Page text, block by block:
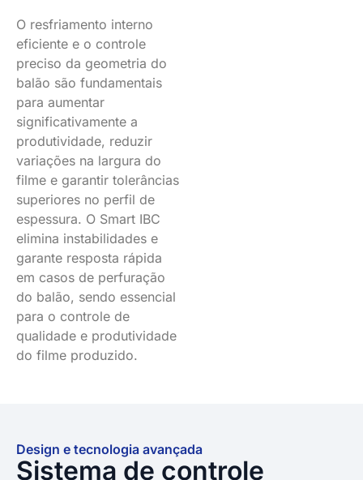
O resfriamento interno
eficiente e o controle
preciso da geometria do
balão são fundamentais
para aumentar
significativamente a
produtividade, reduzir
variações na largura do
filme e garantir tolerâncias
superiores no perfil de
espessura. O Smart IBC
elimina instabilidades e
garante resposta rápida
em casos de perfuração
do balão, sendo essencial
para o controle de
qualidade e produtividade
do filme produzido.
Design e tecnologia avançada
Sistema de controle